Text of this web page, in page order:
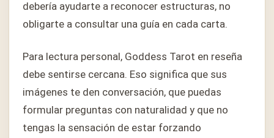
debería ayudarte a reconocer estructuras, no
obligarte a consultar una guía en cada carta.
Para lectura personal, Goddess Tarot en reseña
debe sentirse cercana. Eso significa que sus
imágenes te den conversación, que puedas
formular preguntas con naturalidad y que no
tengas la sensación de estar forzando